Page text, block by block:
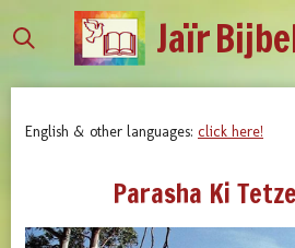
direct
hoofdinhoud
Jaïr
English & other languages: click here!
Parasha Ki